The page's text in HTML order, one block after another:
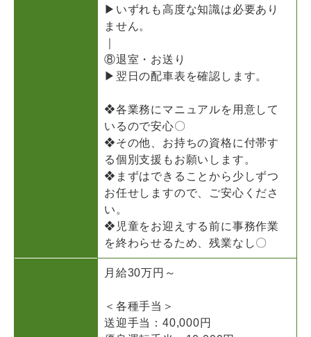
▶いずれも高度な知識は必要あり
ません。
⑧退室・お送り
▶翌日の配車表を確認します。
❖各業務にマニュアルを用意して
いるので安心〇
❖その他、お持ちの資格に付帯す
る個別支援もお願いします。
❖まずはできることから少しずつ
お任せしますので、ご安心くださ
い。
❖児童をお迎えする前に事務作業
を終わらせるため、残業なし〇
月給30万円～
＜各種手当＞
送迎手当：40,000円